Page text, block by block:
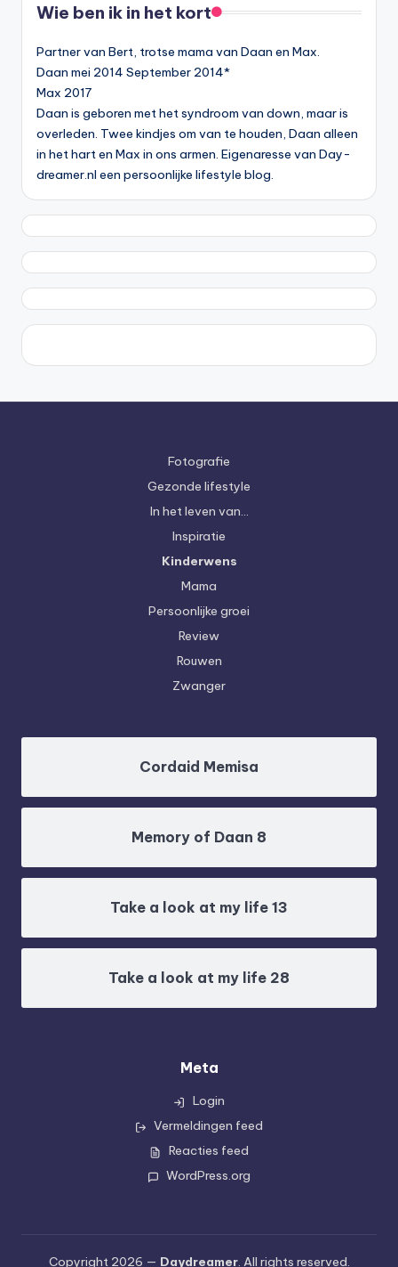
Wie ben ik in het kort
Partner van Bert, trotse mama van Daan en Max.
Daan mei 2014 September 2014*
Max 2017
Daan is geboren met het syndroom van down, maar is
overleden. Twee kindjes om van te houden, Daan alleen
in het hart en Max in ons armen. Eigenaresse van Day-
dreamer.nl een persoonlijke lifestyle blog.
Fotografie
Gezonde lifestyle
In het leven van…
Inspiratie
Kinderwens
Mama
Persoonlijke groei
Review
Rouwen
Zwanger
Cordaid Memisa
Memory of Daan 8
Take a look at my life 13
Take a look at my life 28
Meta
Login
Vermeldingen feed
Reacties feed
WordPress.org
Copyright 2026 — Daydreamer. All rights reserved.